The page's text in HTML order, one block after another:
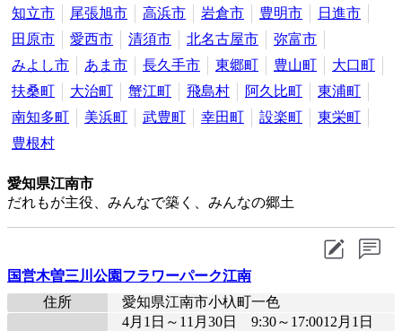
知立市
尾張旭市 高浜市 岩倉市 豊明市
日進市
田原市
愛西市 清須市 北名古屋市
弥富市
みよし市
あま市 長久手市 東郷町 豊山町
大口町
扶桑町
大治町 蟹江町 飛島村 阿久比町
東浦町
南知多町
美浜町 武豊町 幸田町 設楽町
東栄町
豊根村
愛知県江南市
だれもが主役、みんなで築く、みんなの郷土
国営木曽三川公園フラワーパーク江南
住所
愛知県江南市小杁町一色
4月1日～11月30日 9:30～17:0012月1日